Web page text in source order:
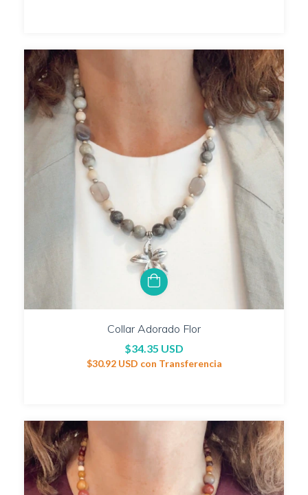
Collar Adorado Flor
$34.35 USD
$30.92 USD con Transferencia